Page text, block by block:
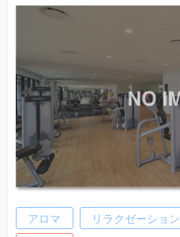
アロマ リラクゼーション